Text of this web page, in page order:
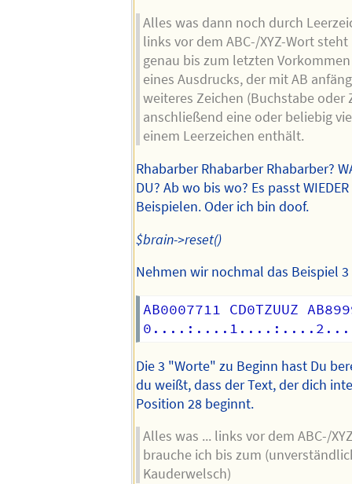
Alles was dann noch durch
links vor dem ABC-/XYZ-Wort
genau bis zum letzten
eines Ausdrucks, der mit AB
weiteres Zeichen (Buchstabe oder
anschließend eine oder beliebig
einem Leerzeichen enthält.
Rhabarber Rhabarber Rhabarber?
DU? Ab wo bis wo? Es passt
Beispielen. Oder ich bin doof.
$brain->reset()
Nehmen wir nochmal das Beispiel 3
AB0007711 CD0TZUUZ
Die 3 "Worte" zu Beginn hast Du
du weißt, dass der Text, der dich
Position 28 beginnt.
Alles was ... links vor dem ABC-/
brauche ich bis zum
Kauderwelsch)